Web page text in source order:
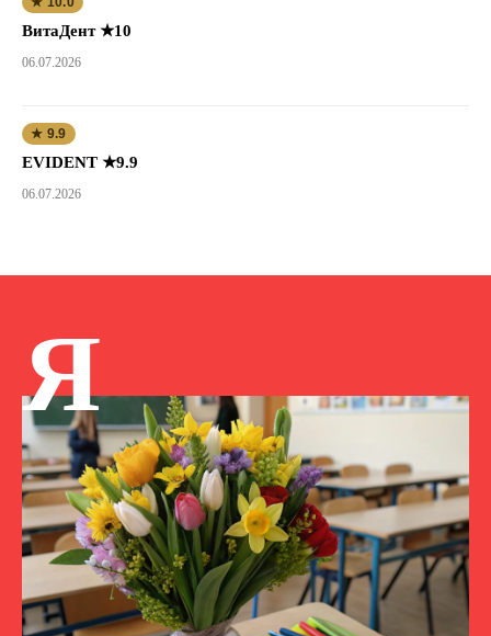
ВитаДент ★10
06.07.2026
★ 9.9
EVIDENT ★9.9
06.07.2026
Я